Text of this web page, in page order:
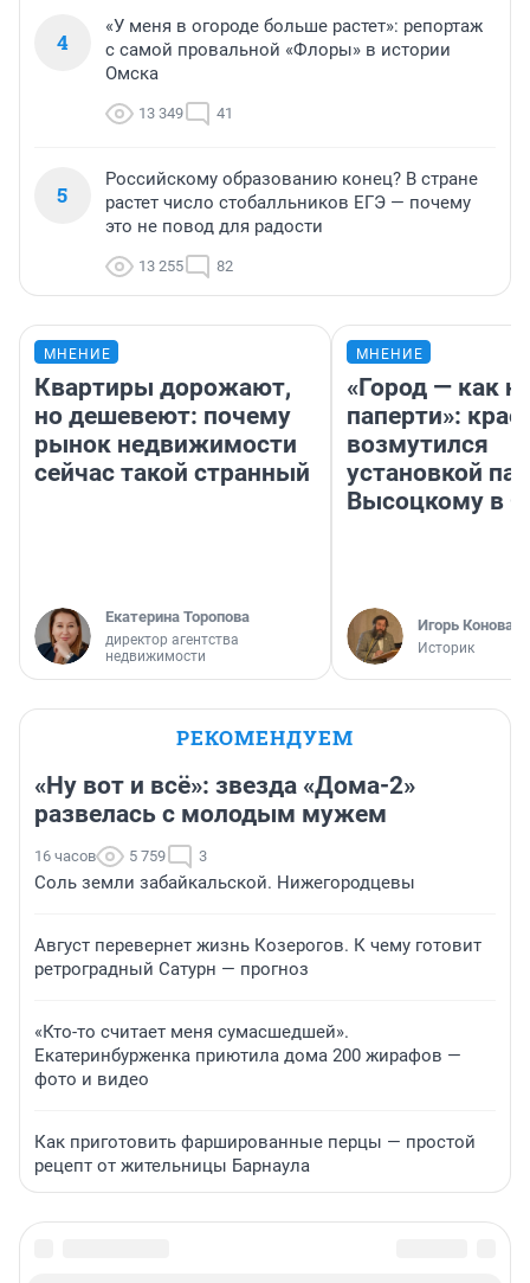
4
«У меня в огороде больше растет»: репортаж
с самой провальной «Флоры» в истории
Омска
13 349 41
5
Российскому образованию конец? В стране
растет число стобалльников ЕГЭ — почему
это не повод для радости
13 255 82
МНЕНИЕ
Квартиры дорожают,
но дешевеют: почему
рынок недвижимости
сейчас такой странный
Екатерина Торопова
директор агентства
недвижимости
МНЕНИЕ
«Город — как
паперти»:
возмутился
установкой
Высоцкому в
Игорь
Историк
РЕКОМЕНДУЕМ
«Ну вот и всё»: звезда «Дома-2»
развелась с молодым мужем
16 часов 5 759 3
Соль земли забайкальской. Нижегородцевы
Август перевернет жизнь Козерогов. К чему готовит
ретроградный Сатурн — прогноз
«Кто-то считает меня сумасшедшей».
Екатеринбурженка приютила дома 200 жирафов —
фото и видео
Как приготовить фаршированные перцы — простой
рецепт от жительницы Барнаула